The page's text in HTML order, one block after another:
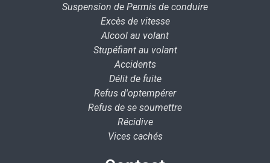
Suspension de Permis de conduire
Excès de vitesse
Alcool au volant
Stupéfiant au volant
Accidents
Délit de fuite
Refus d'optempérer
Refus de se soumettre
Récidive
Vices cachés